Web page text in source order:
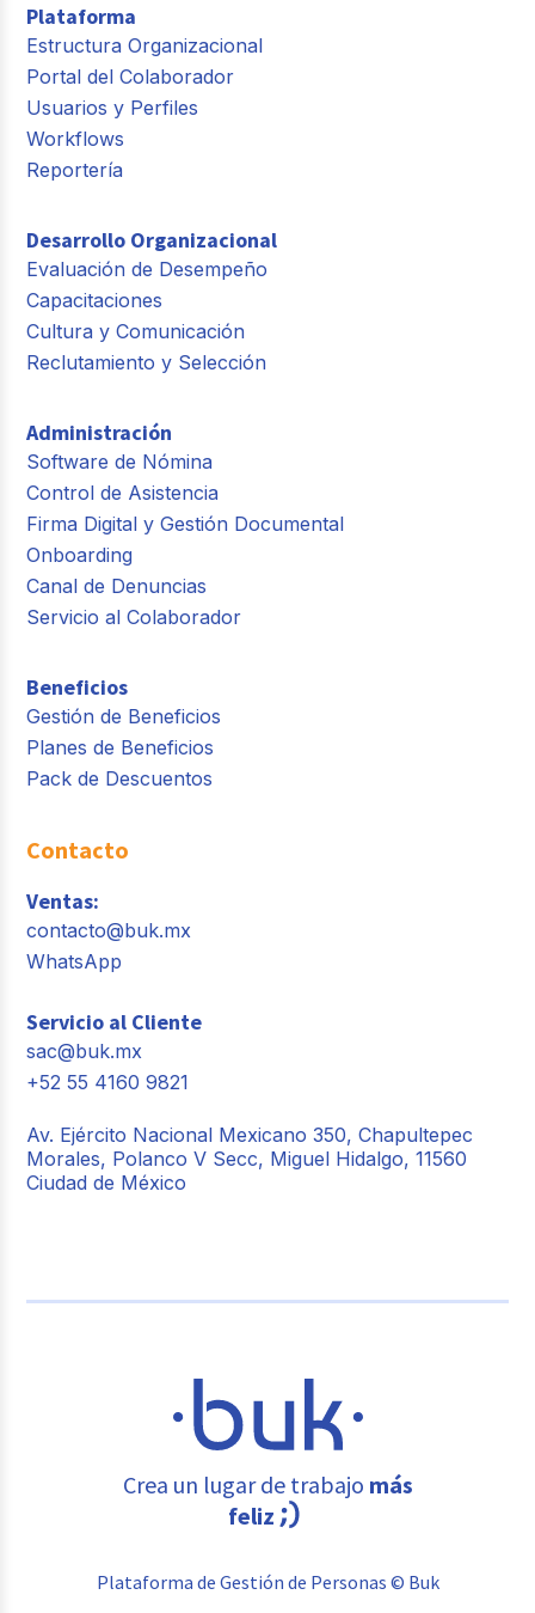
Plataforma
Estructura Organizacional
Portal del Colaborador
Usuarios y Perfiles
Workflows
Reportería
Desarrollo Organizacional
Evaluación de Desempeño
Capacitaciones
Cultura y Comunicación
Reclutamiento y Selección
Administración
Software de Nómina
Control de Asistencia
Firma Digital y Gestión Documental
Onboarding
Canal de Denuncias
Servicio al Colaborador
Beneficios
Gestión de Beneficios
Planes de Beneficios
Pack de Descuentos
Contacto
Ventas:
contacto@buk.mx
WhatsApp
Servicio al Cliente
sac@buk.mx
+52 55 4160 9821
Av. Ejército Nacional Mexicano 350, Chapultepec
Morales, Polanco V Secc, Miguel Hidalgo, 11560
Ciudad de México
Crea un lugar de trabajo más
feliz
Plataforma de Gestión de Personas © Buk